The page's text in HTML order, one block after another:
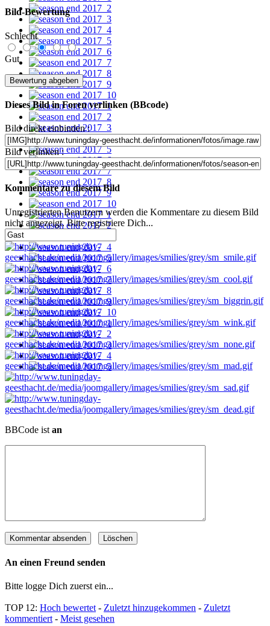
Bild-Bewertung
Schlecht
Gut
Dieses Bild in Foren verlinken (BBcode)
Bild direkt einbinden :
Bild verlinken :
Kommentare zu diesem Bild
Unregistrierten Benutzern werden die Kommentare zu diesem Bild
nicht angezeigt. Bitte registriere Dich...
BBCode ist an
An einen Freund senden
Bitte logge Dich zuerst ein...
TOP 12: Hoch bewertet - Zuletzt hinzugekommen - Zuletzt
kommentiert - Meist gesehen